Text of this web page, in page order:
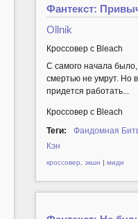
Фантекст:
Ollnik
Кроссовер с Bleach
С самого начала
смертью не умрут. Но
придется работать...
Кроссовер с Bleach
Теги:
Фандомная
Кэн
кроссовер экшн | миди